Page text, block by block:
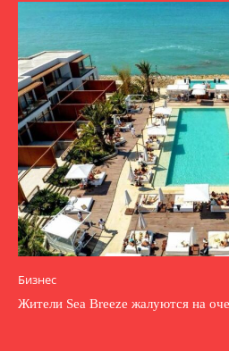
Бизнес
Жители Sea Breeze жалуются на